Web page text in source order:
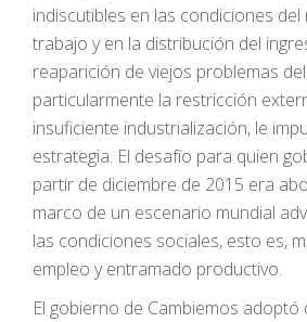
indiscutibles en las condiciones
trabajo y en la distribución del
reaparición de viejos problemas
particularmente la restricción
insuficiente industrialización, le
estrategia. El desafío para quien
partir de diciembre de 2015 era
marco de un escenario mundial
las condiciones sociales, esto es,
empleo y entramado productivo.
El gobierno de Cambiemos adoptó